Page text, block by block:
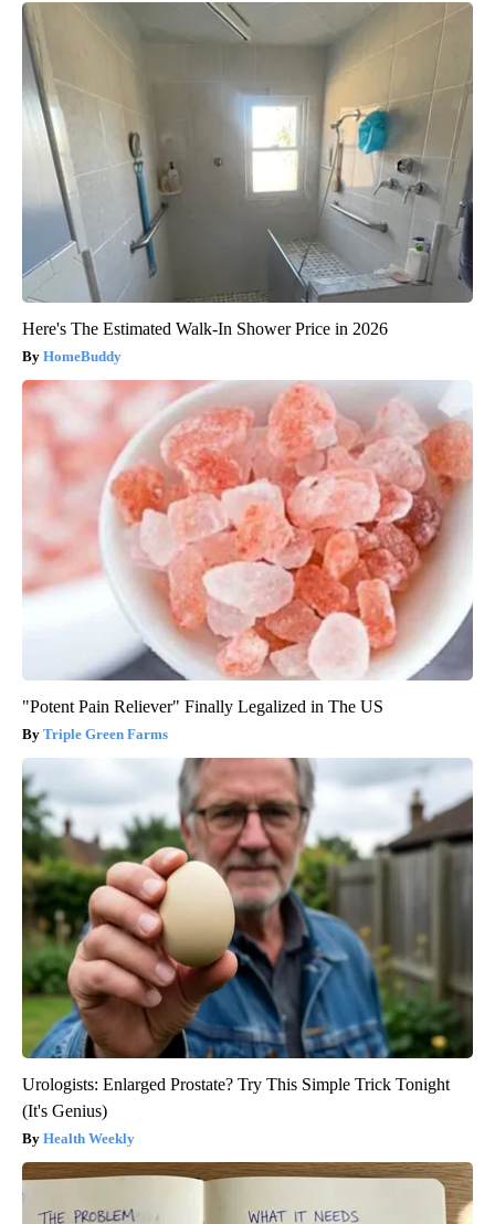
Here's The Estimated Walk-In Shower Price in 2026
HomeBuddy
"Potent Pain Reliever" Finally Legalized in The US
Triple Green Farms
Urologists: Enlarged Prostate? Try This Simple Trick Tonight
(It's Genius)
Health Weekly